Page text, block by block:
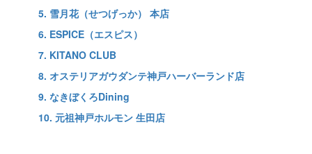
5. 雪月花（せつげっか） 本店
6. ESPICE（エスピス）
7. KITANO CLUB
8. オステリアガウダンテ神戸ハーバーランド店
9. なきぼくろDining
10. 元祖神戸ホルモン 生田店